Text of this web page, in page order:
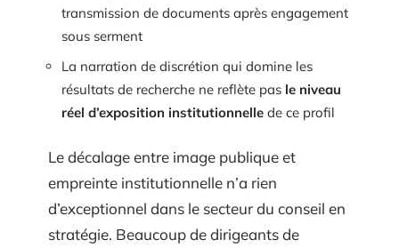
transmission de documents après engagement
sous serment
La narration de discrétion qui domine les
résultats de recherche ne reflète pas le niveau
réel d’exposition institutionnelle de ce profil
Le décalage entre image publique et
empreinte institutionnelle n’a rien
d’exceptionnel dans le secteur du conseil en
stratégie. Beaucoup de dirigeants de